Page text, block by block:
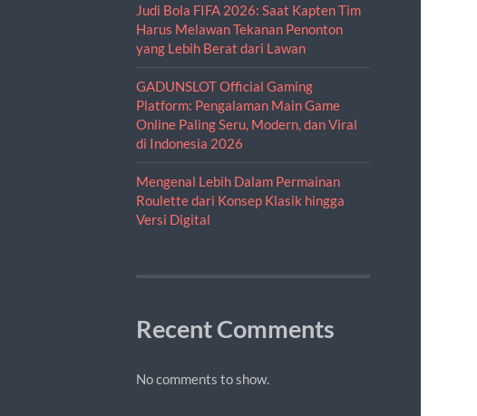
Judi Bola FIFA 2026: Saat Kapten Tim
Harus Melawan Tekanan Penonton
yang Lebih Berat dari Lawan
GADUNSLOT Official Gaming
Platform: Pengalaman Main Game
Online Paling Seru, Modern, dan Viral
di Indonesia 2026
Mengenal Lebih Dalam Permainan
Roulette dari Konsep Klasik hingga
Versi Digital
Recent Comments
No comments to show.